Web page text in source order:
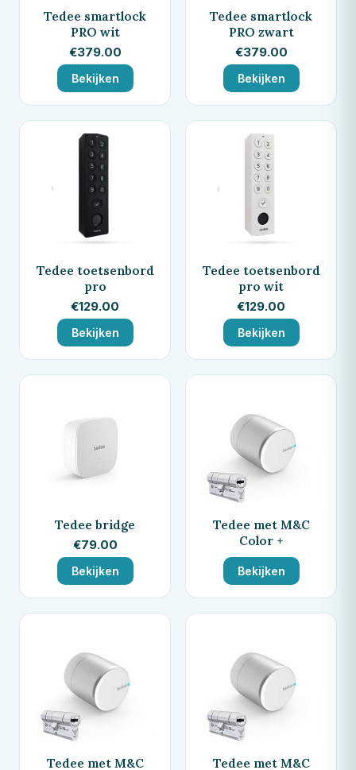
Tedee smartlock
PRO wit
€379.00
Bekijken
Tedee smartlock
PRO zwart
€379.00
Bekijken
Tedee toetsenbord
pro
€129.00
Bekijken
Tedee toetsenbord
pro wit
€129.00
Bekijken
Tedee bridge
€79.00
Bekijken
Tedee met M&C
Color +
Bekijken
Tedee met M&C
Tedee met M&C